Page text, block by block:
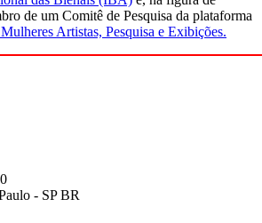
de um Comitê de Pesquisa da plataforma
Artistas, Pesquisa e Exibições.
- SP BR